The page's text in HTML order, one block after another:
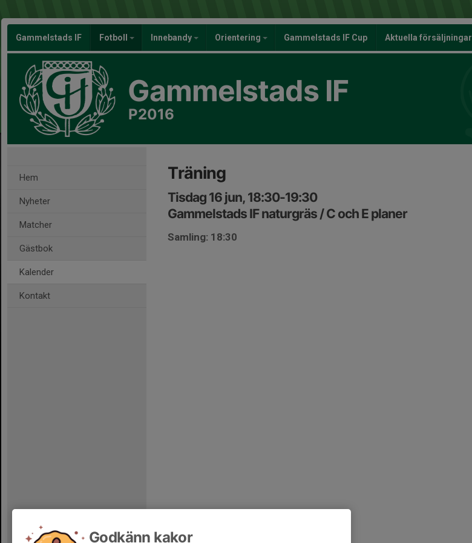
Gammelstads IF Fotboll Innebandy Orientering Gammelstads IF Cup Aktuella försäljningar
Gammelstads IF
P2016
Hem
Nyheter
Matcher
Gästbok
Kalender
Kontakt
Träning
Tisdag 16 jun, 18:30-19:30
Gammelstads IF naturgräs / C och E planer
Samling: 18:30
Godkänn kakor